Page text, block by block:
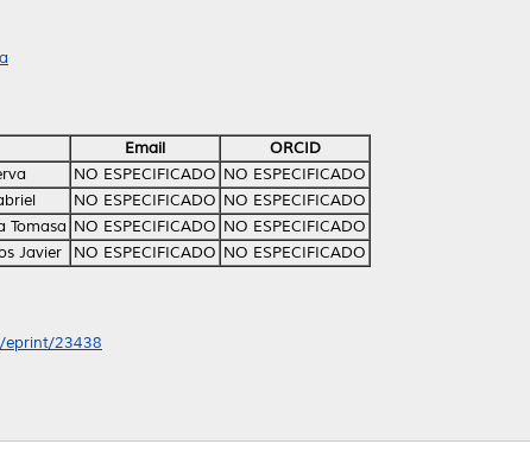
Email
ORCID
NO ESPECIFICADO NO ESPECIFICADO
NO ESPECIFICADO NO ESPECIFICADO
Tomasa NO ESPECIFICADO NO ESPECIFICADO
Javier
NO ESPECIFICADO NO ESPECIFICADO
eprint/23438